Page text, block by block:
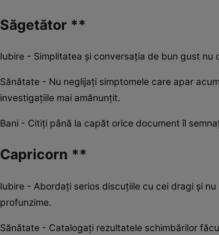
Săgetător **
Iubire - Simplitatea şi conversaţia de bun gust
Sănătate - Nu neglijaţi simptomele care apar
investigațiile mai amănunţit.
Bani - Citiţi până la capăt orice document îl
Capricorn **
Iubire - Abordați serios discuțiile cu cei dragi și
profunzime.
Sănătate - Catalogați rezultatele schimbărilor